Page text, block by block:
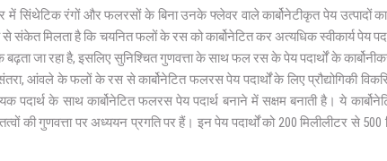
में सिंथेटिक रंगों और फलरसों के बिना उनके फ्लेवर वाले कार्बोनेटीकृत पेय
संकेत मिलता है कि चयनित फलों के रस को कार्बोनेटित कर अत्यधिक स्वीकार्य पेय
जा रहा है, इसलिए सुनिश्चित गुणवत्ता के साथ फल रस के पेय पदार्थों के
आंवले के फलों के रस से कार्बोनेटित फलरस पेय पदार्थों के लिए प्रौद्योगिकी
के साथ कार्बोनेटित फलरस पेय पदार्थ बनाने में सक्षम बनाती है। ये
की गुणवत्ता पर अध्ययन प्रगति पर हैं। इन पेय पदार्थों को 200 मिलीलीटर से 500